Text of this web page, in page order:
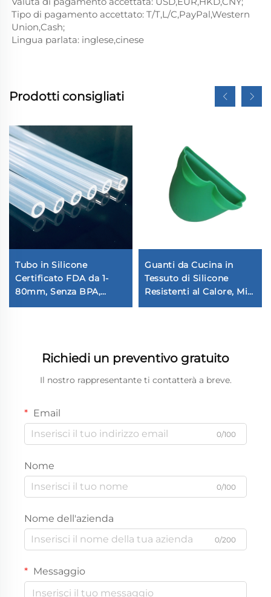
Tipo di pagamento accettato: T/T,L/C,PayPal,Western
Union,Cash;
Lingua parlata: inglese,cinese
Prodotti consigliati
Tubo in Silicone
Certificato FDA da 1-
80mm, Senza BPA,
Flessibile per Uso
Guanti da Cucina in
Tessuto di Silicone
Resistenti al Calore, Mitt
anti cottura per Forno
Richiedi un preventivo gratuito
Il nostro rappresentante ti contatterà a breve.
Email
0/100
Nome
0/100
Nome dell'azienda
0/200
Messaggio